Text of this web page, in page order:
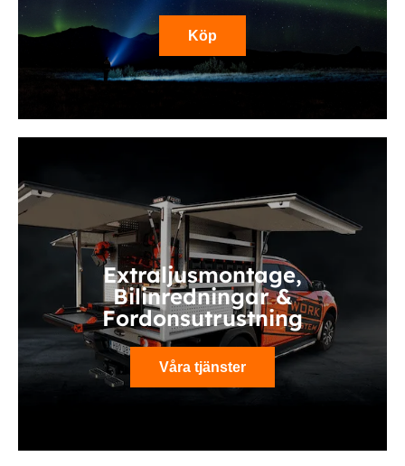
Köp
Extraljusmontage,
Bilinredningar &
Fordonsutrustning
Våra tjänster